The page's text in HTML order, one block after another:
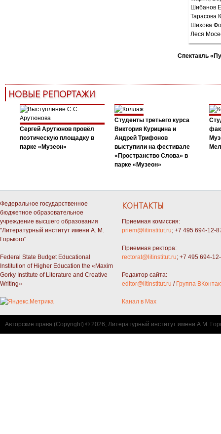
Спектакль
НОВЫЕ РЕПОРТАЖИ
Сергей Арутюнов провёл
поэтическую площадку в
парке «Музеон»
Студенты третьего курса
Виктория Курицина и
Андрей Трифонов
выступили на фестивале
«Пространство Слова» в
парке «Музеон»
Федеральное государственное
бюджетное образовательное
учреждение высшего образования
"Литературный институт имени А. М.
Горького"
Federal State Budget Educational
Institution of Higher Education the «Maxim
Gorky Institute of Literature and Creative
Writing»
КОНТАКТЫ
Приемная комиссия:
priem@litinstitut.ru; +7 495 694-12-
Приемная ректора:
rectorat@litinstitut.ru; +7 495 694-
Редактор сайта:
editor@litinstitut.ru / Группа
Канал в Max
Авторские права (Copyright) © 2026, Литературный институт имени А.М.